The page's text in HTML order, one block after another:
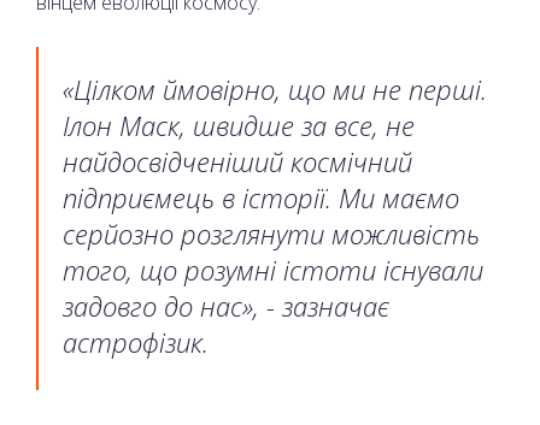
«Цілком ймовірно, що ми не перші.
Ілон Маск, швидше за все, не
найдосвідченіший космічний
підприємець в історії. Ми маємо
серйозно розглянути можливість
того, що розумні істоти існували
задовго до нас», - зазначає
астрофізик.